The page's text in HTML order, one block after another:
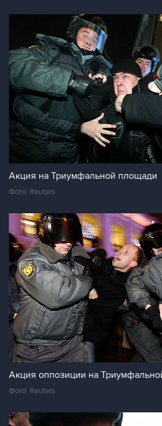
Акция на Триумфальной площади
Фото: Reuters
Акция оппозиции на
Фото: Reuters